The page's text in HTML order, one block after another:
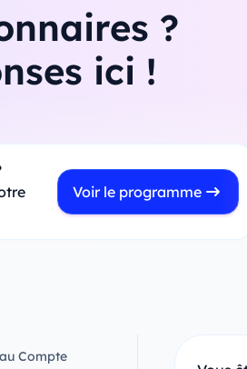
?
ici !
Voir le programme
Compte